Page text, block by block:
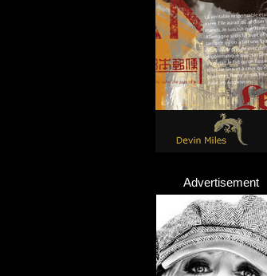
Advertisement